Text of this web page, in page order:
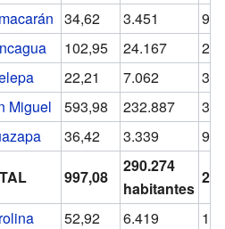
34,62 3.451
102,95 24.167
22,21 7.062
Miguel
593,98 232.887
36,42 3.339
997,08
290.274
habitantes
52,92 6.419